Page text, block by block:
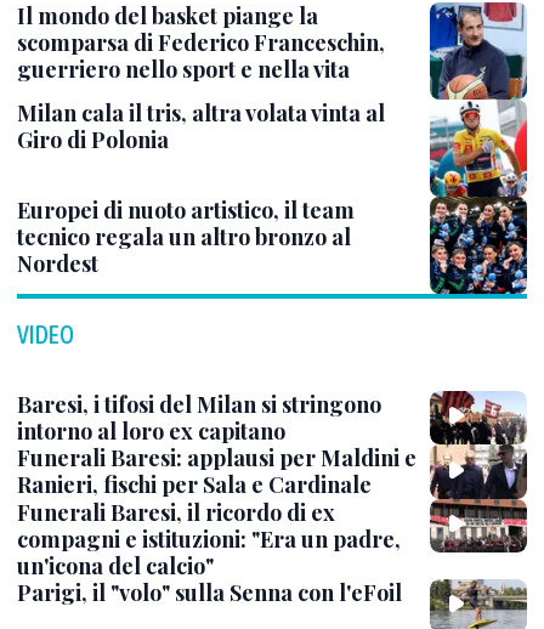
Il mondo del basket piange la
scomparsa di Federico Franceschin,
guerriero nello sport e nella vita
Milan cala il tris, altra volata vinta al
Giro di Polonia
Europei di nuoto artistico, il team
tecnico regala un altro bronzo al
Nordest
VIDEO
Baresi, i tifosi del Milan si stringono
intorno al loro ex capitano
Funerali Baresi: applausi per Maldini e
Ranieri, fischi per Sala e Cardinale
Funerali Baresi, il ricordo di ex
compagni e istituzioni: "Era un padre,
un'icona del calcio"
Parigi, il "volo" sulla Senna con l'eFoil